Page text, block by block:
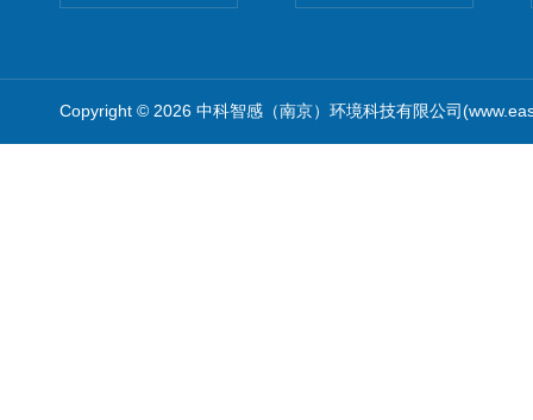
Copyright © 2026 中科智感（南京）环境科技有限公司